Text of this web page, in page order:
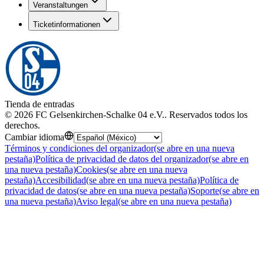
Veranstaltungen
Ticketinformationen
Tienda de entradas
© 2026 FC Gelsenkirchen-Schalke 04 e.V.. Reservados todos los
derechos.
Cambiar idioma
Términos y condiciones del organizador(se abre en una nueva
pestaña)Política de privacidad de datos del organizador(se abre en
una nueva pestaña)Cookies(se abre en una nueva
pestaña)Accesibilidad(se abre en una nueva pestaña)Política de
privacidad de datos(se abre en una nueva pestaña)Soporte(se abre en
una nueva pestaña)Aviso legal(se abre en una nueva pestaña)